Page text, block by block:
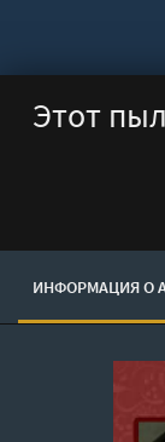
Этот
ИНФОРМАЦИЯ О